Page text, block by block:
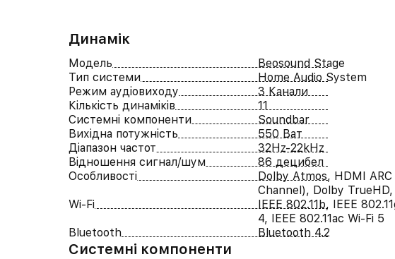
Динамік
Модель
Beosound Stage
Тип системи
Home Audio System
Режим аудіовиходу
3 Канали
Кількість динаміків
11
Системні компоненти
Soundbar
Вихідна потужність
550 Ват
Діапазон частот
32Hz-22kHz
Відношення сигнал/шум
86 децибел
Особливості
Dolby Atmos, HDMI
Channel), Dolby
Wi-Fi
IEEE 802.11b, IEEE
4, IEEE 802.11ac Wi-Fi 5
Bluetooth
Bluetooth 4.2
Системні компоненти